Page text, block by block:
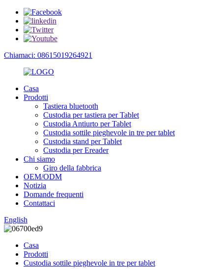
Chiamaci: 08615019264921
Casa
Prodotti
Tastiera bluetooth
Custodia per tastiera per Tablet
Custodia Antiurto per Tablet
Custodia sottile pieghevole in tre per tablet
Custodia stand per Tablet
Custodia per Ereader
Chi siamo
Giro della fabbrica
OEM/ODM
Notizia
Domande frequenti
Contattaci
English
Casa
Prodotti
Custodia sottile pieghevole in tre per tablet